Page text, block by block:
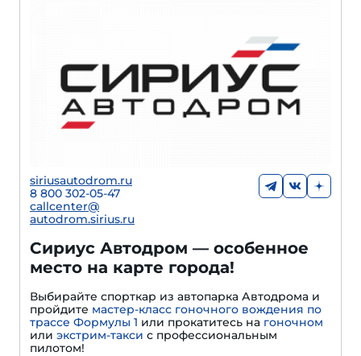
siriusautodrom.ru
8 800 302-05-47
callcenter@
autodrom.sirius.ru
Сириус Автодром — особенное
место на карте города!
Выбирайте спорткар из автопарка Автодрома и
пройдите мастер-класс гоночного вождения по
трассе Формулы 1 или прокатитесь на гоночном
или экстрим-такси с профессиональным
пилотом!